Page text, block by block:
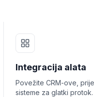
Integracija alata
Povežite CRM-ove,
sisteme za glatki protok.